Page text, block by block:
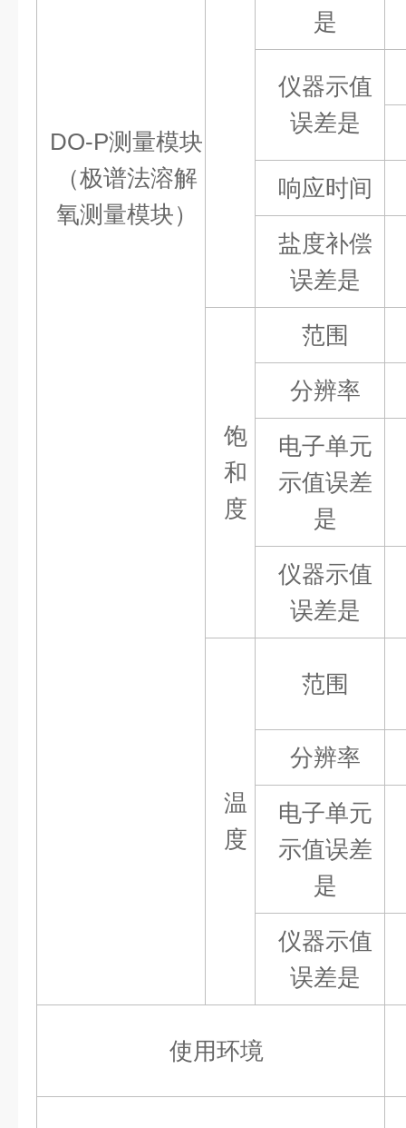
DO-P测量模块
（极谱法溶解
氧测量模块）
是
仪器示值
误差是
响应时间
盐度补偿
误差是
饱
和
度
范围
分辨率
电子单元
示值误差
是
仪器示值
误差是
温
度
范围
分辨率
电子单元
示值误差
是
仪器示值
误差是
使用环境